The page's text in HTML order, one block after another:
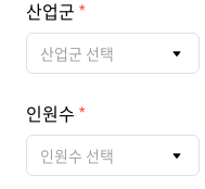
산업군
산업군 선택
인원수
인원수 선택